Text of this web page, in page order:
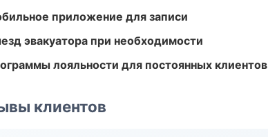
приложение для записи
эвакуатора при необходимости
лояльности для постоянных клиентов
клиентов